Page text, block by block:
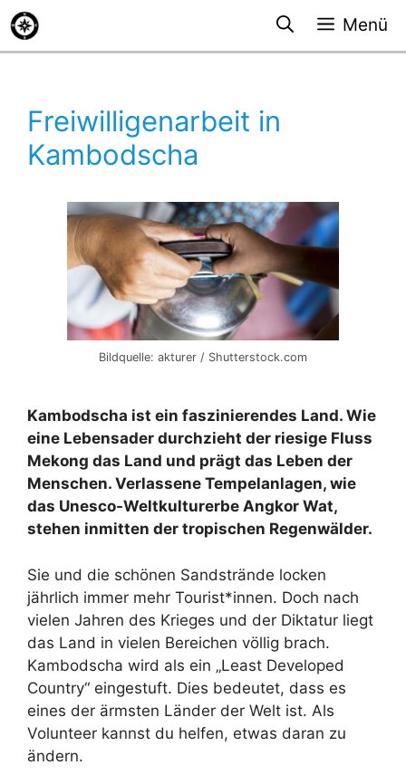
Zum
Inhalt
springen
Menü
Freiwilligenarbeit in
Kambodscha
Bildquelle: akturer / Shutterstock.com
Kambodscha ist ein faszinierendes Land. Wie
eine Lebensader durchzieht der riesige Fluss
Mekong das Land und prägt das Leben der
Menschen. Verlassene Tempelanlagen, wie
das Unesco-Weltkulturerbe Angkor Wat,
stehen inmitten der tropischen Regenwälder.
Sie und die schönen Sandstrände locken
jährlich immer mehr Tourist*innen. Doch nach
vielen Jahren des Krieges und der Diktatur liegt
das Land in vielen Bereichen völlig brach.
Kambodscha wird als ein „Least Developed
Country“ eingestuft. Dies bedeutet, dass es
eines der ärmsten Länder der Welt ist. Als
Volunteer kannst du helfen, etwas daran zu
ändern.